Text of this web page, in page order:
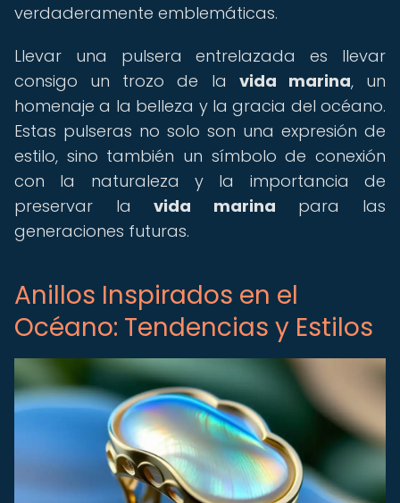
verdaderamente emblemáticas.
Llevar una pulsera entrelazada es llevar
consigo un trozo de la vida marina, un
homenaje a la belleza y la gracia del océano.
Estas pulseras no solo son una expresión de
estilo, sino también un símbolo de conexión
con la naturaleza y la importancia de
preservar lavida marina para las
generaciones futuras.
Anillos Inspirados en el
Océano: Tendencias y Estilos